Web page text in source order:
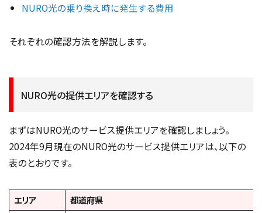
NURO光の乗り換え時に発生する費用
それぞれの確認方法を解説します。
NURO光の提供エリアを確認する
まずはNURO光のサービス提供エリアを確認しましょう。
2024年9月現在のNURO光のサービス提供エリアは、以下の
表のとおりです。
エリア
都道府県